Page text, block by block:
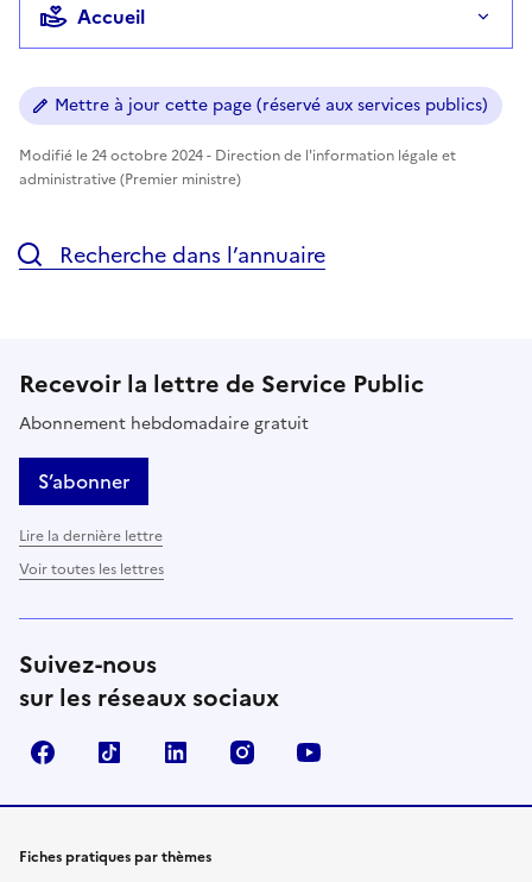
Accueil
Mettre à jour cette page (réservé aux services publics)
Modifié le 24 octobre 2024 - Direction de l'information légale et
administrative (Premier ministre)
Recherche dans l’annuaire
Recevoir la lettre de Service Public
Abonnement hebdomadaire gratuit
S’abonner
Lire la dernière lettre
Voir toutes les lettres
Suivez-nous
sur les réseaux sociaux
FacebookTikTok LinkedIn Instagram
Fiches pratiques par thèmes